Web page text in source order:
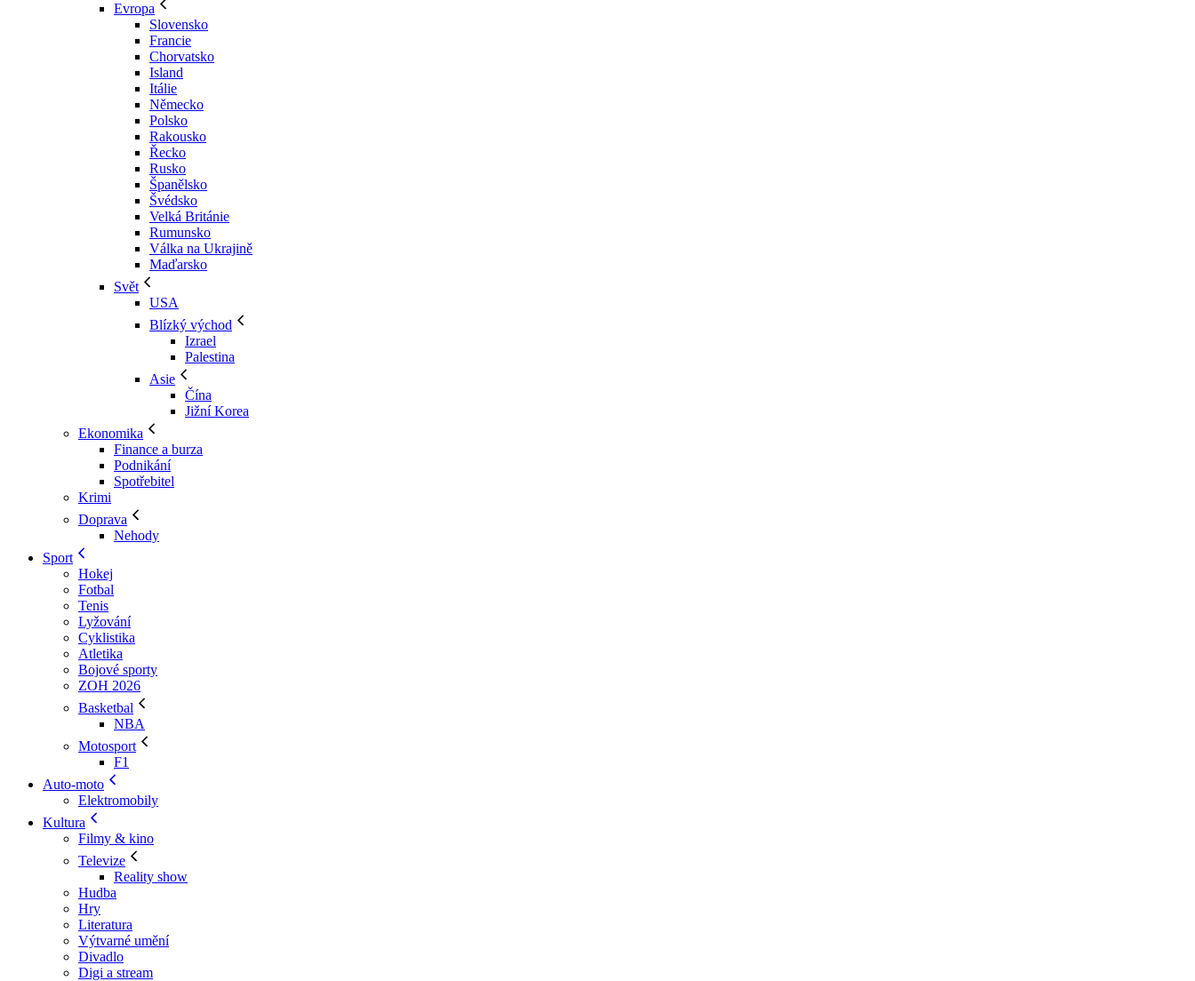
Evropa
Slovensko
Francie
Chorvatsko
Island
Itálie
Německo
Polsko
Rakousko
Řecko
Rusko
Španělsko
Švédsko
Velká Británie
Rumunsko
Válka na Ukrajině
Maďarsko
Svět
USA
Blízký východ
Izrael
Palestina
Asie
Čína
Jižní Korea
Ekonomika
Finance a burza
Podnikání
Spotřebitel
Krimi
Doprava
Nehody
Sport
Hokej
Fotbal
Tenis
Lyžování
Cyklistika
Atletika
Bojové sporty
ZOH 2026
Basketbal
NBA
Motosport
F1
Auto-moto
Elektromobily
Kultura
Filmy & kino
Televize
Reality show
Hudba
Hry
Literatura
Výtvarné umění
Divadlo
Digi a stream